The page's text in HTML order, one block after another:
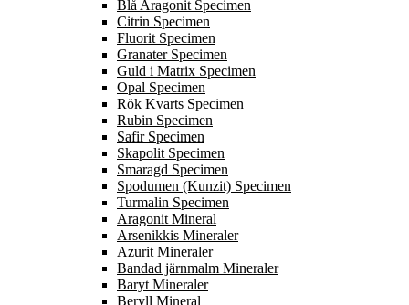
Blå Aragonit Specimen
Citrin Specimen
Fluorit Specimen
Granater Specimen
Guld i Matrix Specimen
Opal Specimen
Rök Kvarts Specimen
Rubin Specimen
Safir Specimen
Skapolit Specimen
Smaragd Specimen
Spodumen (Kunzit) Specimen
Turmalin Specimen
Aragonit Mineral
Arsenikkis Mineraler
Azurit Mineraler
Bandad järnmalm Mineraler
Baryt Mineraler
Beryll Mineral